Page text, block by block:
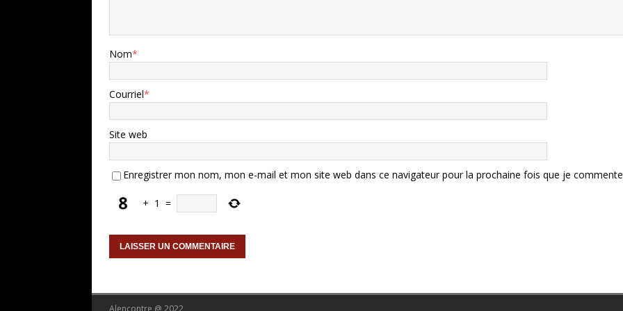
Nom*
Courriel*
Site web
Enregistrer mon nom, mon e-mail et mon site web dans ce navigateur pour la prochaine fois que je
+ 1 =
Alencontre @ 2022